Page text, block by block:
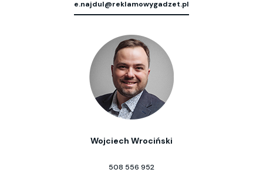
e.najdul@reklamowygadzet.pl
Wojciech Wrociński
508 556 952